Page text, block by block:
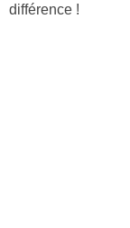
différence !